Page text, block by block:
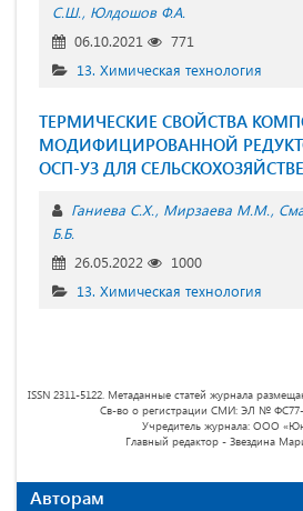
С.Ш. Юлдошов Ф.А.
06.10.2021
771
13. Химическая технология
ТЕРМИЧЕСКИЕ СВОЙСТВА
МОДИФИЦИРОВАННОЙ
ОСП-УЗ ДЛЯ
Ганиева С.Х. Мирзаева М.М.
Б.Б.
26.05.2022
1000
13. Химическая технология
ISSN 2311-5122. Метаданные статей журнала
Св-во о регистрации СМИ: ЭЛ № ФС77-
Учредитель журнала: ООО
Главный редактор - Звездина
Авторам